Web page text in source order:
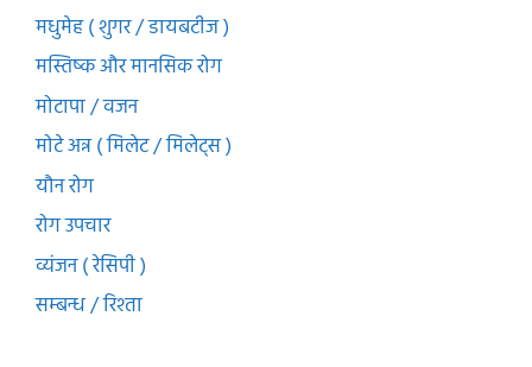
मधुमेह ( शुगर / डायबटीज )
मस्तिष्क और मानसिक रोग
मोटापा / वजन
मोटे अन्न ( मिलेट / मिलेट्स )
यौन रोग
रोग उपचार
व्यंजन ( रेसिपी )
सम्बन्ध / रिश्ता